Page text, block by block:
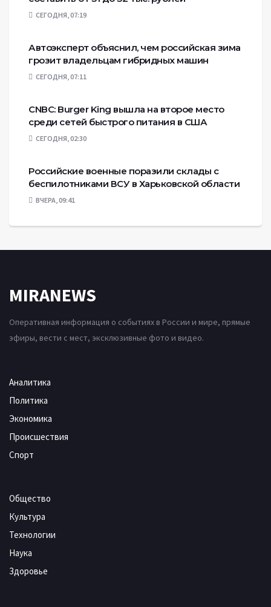
СЕГОДНЯ, 07:19
Автоэксперт объяснил, чем российская зима
грозит владельцам гибридных машин
СЕГОДНЯ, 07:11
CNBC: Burger King вышла на второе место
среди сетей быстрого питания в США
СЕГОДНЯ, 02:30
Российские военные поразили склады с
беспилотниками ВСУ в Харьковской области
ВЧЕРА, 09:41
MIRANEWS
Оперативная информация о событиях в России и мире, прямые
эфиры, вести с мест, эксклюзивные фото и видео.
Аналитика
Политика
Экономика
Происшествия
Спорт
Общество
Культура
Технологии
Наука
Здоровье